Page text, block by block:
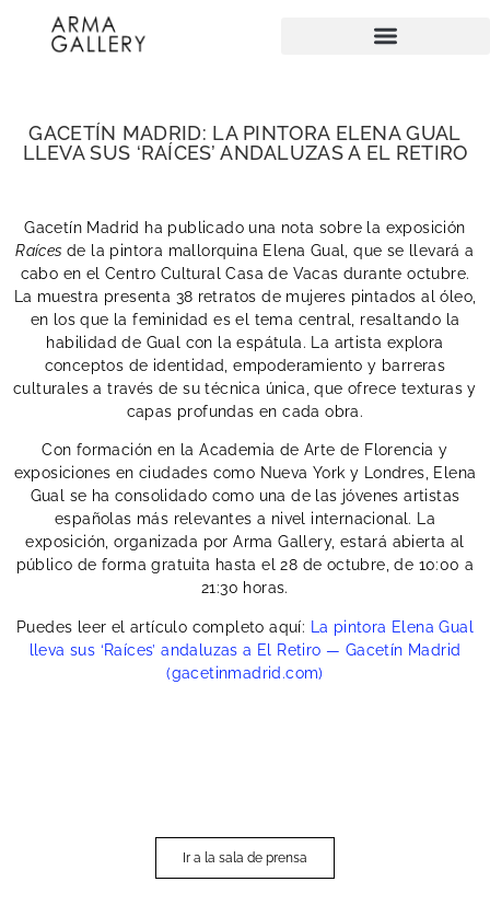
GACETÍN MADRID: LA PINTORA ELENA GUAL
LLEVA SUS ‘RAÍCES’ ANDALUZAS A EL RETIRO
Raícesde la pintora mallorquina Elena Gual, que se llevará a
cabo en el Centro Cultural Casa de Vacas durante octubre.
La muestra presenta 38 retratos de mujeres pintados al óleo,
en los que la feminidad es el tema central, resaltando la
habilidad de Gual con la espátula. La artista explora
conceptos de identidad, empoderamiento y barreras
culturales a través de su técnica única, que ofrece texturas y
capas profundas en cada obra.
exposiciones en ciudades como Nueva York y Londres, Elena
Gual se ha consolidado como una de las jóvenes artistas
españolas más relevantes a nivel internacional. La
exposición, organizada por Arma Gallery, estará abierta al
público de forma gratuita hasta el 28 de octubre, de 10:00 a
21:30 horas.
lleva sus ‘Raíces’ andaluzas a El Retiro — Gacetín Madrid
(gacetinmadrid.com)